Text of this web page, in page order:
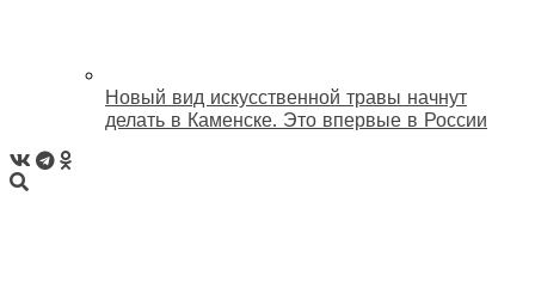
Новый вид искусственной травы начнут
делать в Каменске. Это впервые в России